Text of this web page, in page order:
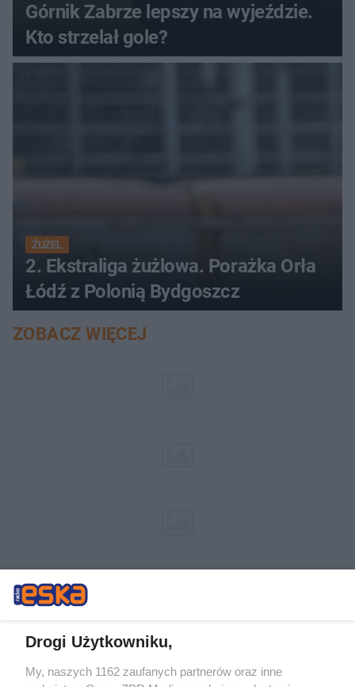
Górnik Zabrze lepszy na wyjeździe.
Kto strzelał gole?
ŻUŻEL
2. Ekstraliga żużlowa. Porażka Orła
Łódź z Polonią Bydgoszcz
ZOBACZ WIĘCEJ
Drogi Użytkowniku,
My, naszych 1162 zaufanych partnerów oraz inne